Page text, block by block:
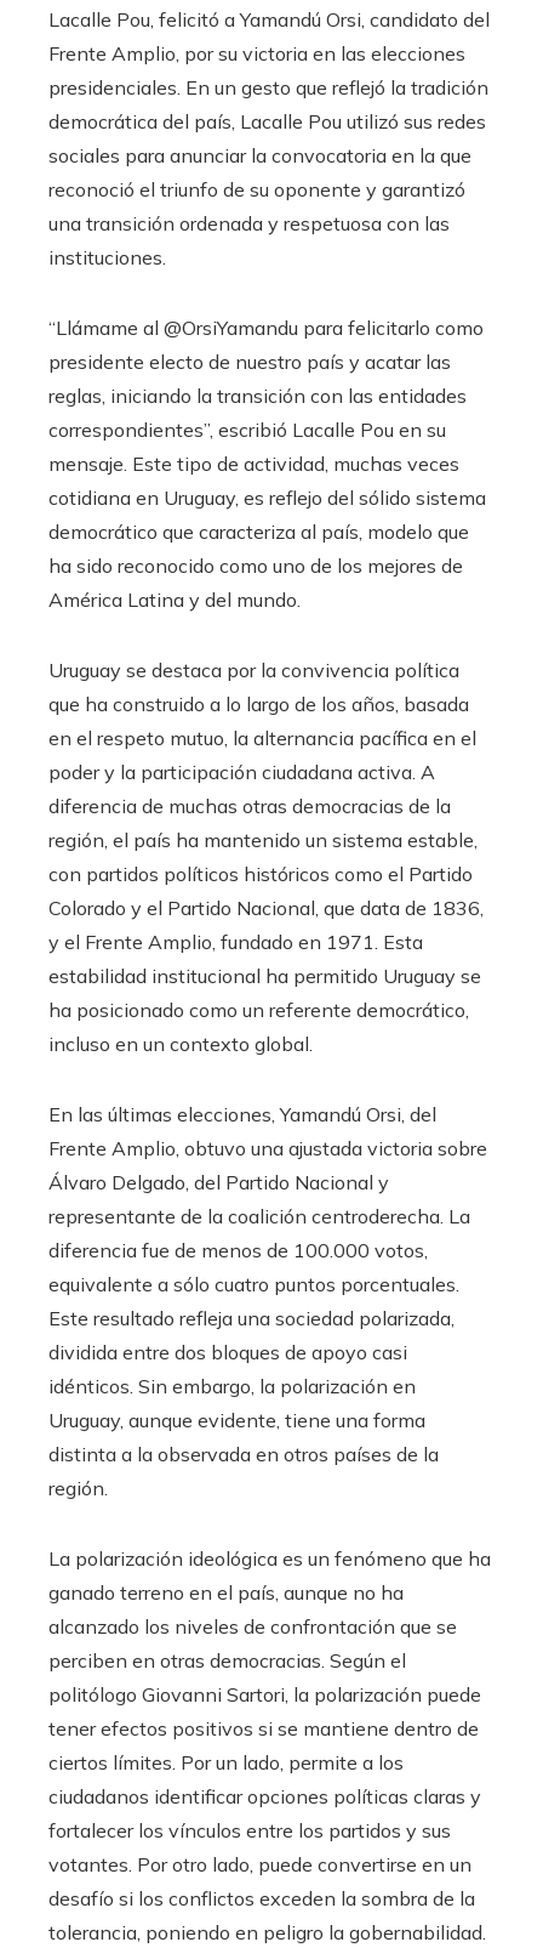
Lacalle Pou, felicitó a Yamandú Orsi, candidato del
Frente Amplio, por su victoria en las elecciones
presidenciales. En un gesto que reflejó la tradición
democrática del país, Lacalle Pou utilizó sus redes
sociales para anunciar la convocatoria en la que
reconoció el triunfo de su oponente y garantizó
una transición ordenada y respetuosa con las
instituciones.
“Llámame al @OrsiYamandu para felicitarlo como
presidente electo de nuestro país y acatar las
reglas, iniciando la transición con las entidades
correspondientes”, escribió Lacalle Pou en su
mensaje. Este tipo de actividad, muchas veces
cotidiana en Uruguay, es reflejo del sólido sistema
democrático que caracteriza al país, modelo que
ha sido reconocido como uno de los mejores de
América Latina y del mundo.
Uruguay se destaca por la convivencia política
que ha construido a lo largo de los años, basada
en el respeto mutuo, la alternancia pacífica en el
poder y la participación ciudadana activa. A
diferencia de muchas otras democracias de la
región, el país ha mantenido un sistema estable,
con partidos políticos históricos como el Partido
Colorado y el Partido Nacional, que data de 1836,
y el Frente Amplio, fundado en 1971. Esta
estabilidad institucional ha permitido Uruguay se
ha posicionado como un referente democrático,
incluso en un contexto global.
En las últimas elecciones, Yamandú Orsi, del
Frente Amplio, obtuvo una ajustada victoria sobre
Álvaro Delgado, del Partido Nacional y
representante de la coalición centroderecha. La
diferencia fue de menos de 100.000 votos,
equivalente a sólo cuatro puntos porcentuales.
Este resultado refleja una sociedad polarizada,
dividida entre dos bloques de apoyo casi
idénticos. Sin embargo, la polarización en
Uruguay, aunque evidente, tiene una forma
distinta a la observada en otros países de la
región.
La polarización ideológica es un fenómeno que ha
ganado terreno en el país, aunque no ha
alcanzado los niveles de confrontación que se
perciben en otras democracias. Según el
politólogo Giovanni Sartori, la polarización puede
tener efectos positivos si se mantiene dentro de
ciertos límites. Por un lado, permite a los
ciudadanos identificar opciones políticas claras y
fortalecer los vínculos entre los partidos y sus
votantes. Por otro lado, puede convertirse en un
desafío si los conflictos exceden la sombra de la
tolerancia, poniendo en peligro la gobernabilidad.